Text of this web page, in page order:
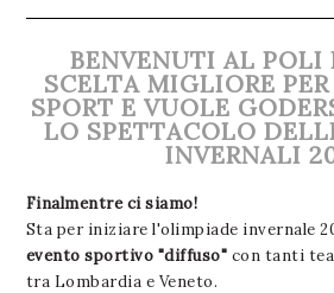
BENVENUTI AL POLI
SCELTA MIGLIORE
SPORT E VUOLE
LO SPETTACOLO
INVERNALI
Finalmentre ci siamo!
Sta per iniziare l'olimpiade invernale
evento sportivo "diffuso" con tanti
tra Lombardia e Veneto.